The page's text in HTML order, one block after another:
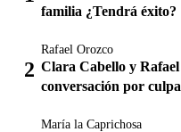
familia ¿Tendrá éxito?
Rafael Orozco
Clara Cabello y
conversación por
María la Caprichosa